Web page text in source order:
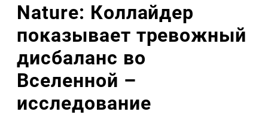
Nature: Коллайдер
показывает тревожный
дисбаланс во
Вселенной –
исследование